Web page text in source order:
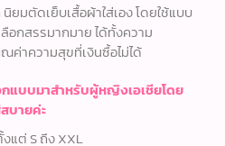
มตัดเย็บเสื้อผ้าใส่เอง โดยใช้แบบ
อกสรรมากมาย ได้ทั้งความ
ค่าความสุขที่เงินซื้อไม่ได้
แบบมาสำหรับผู้หญิงเอเชียโดย
บายค่ะ
แต่ S ถึง XXL